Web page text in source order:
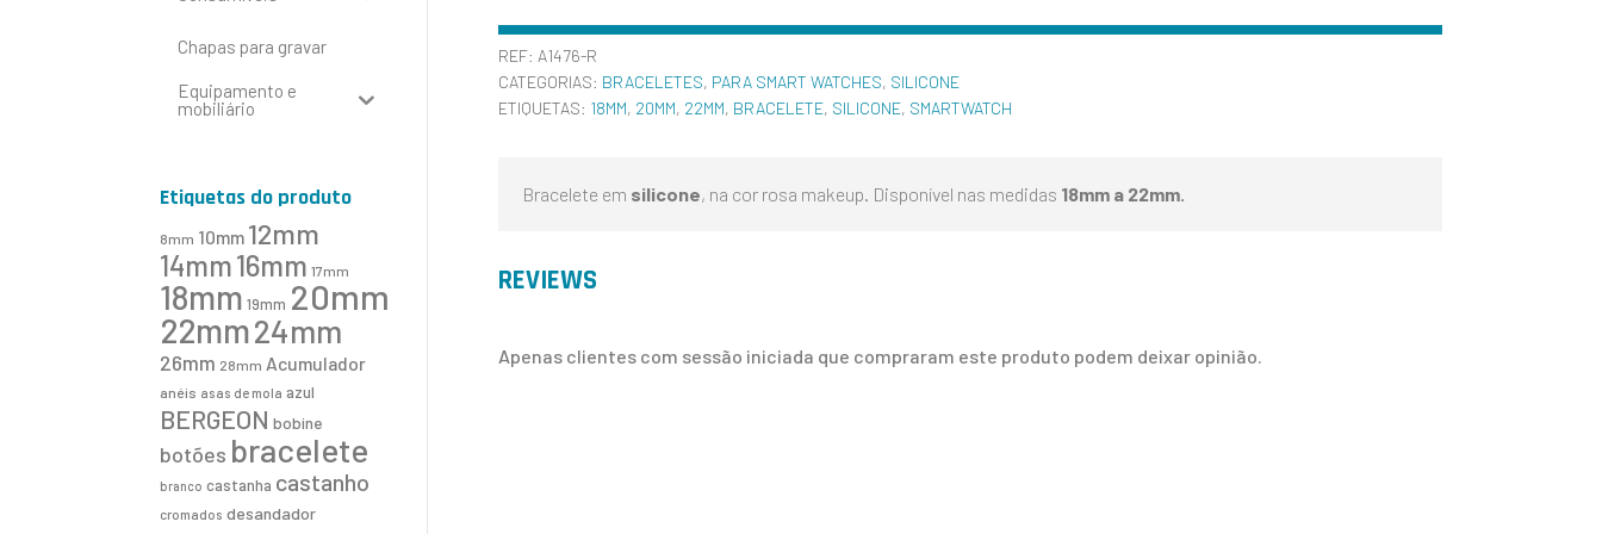
Chapas para gravar
Equipamento e
mobiliário
Etiquetas do produto
8mm 10mm 12mm
14mm16mm 17mm
18mm 19mm 20mm
22mm24mm
26mm 28mm Acumulador
anéis asas de mola azul
BERGEON bobine
botões bracelete
branco castanha castanho
cromados desandador
REF: A1476-R
CATEGORIAS: BRACELETES, PARA SMART WATCHES, SILICONE
ETIQUETAS: 18MM, 20MM, 22MM, BRACELETE, SILICONE, SMARTWATCH
Bracelete em silicone, na cor rosa makeup. Disponível nas medidas 18mm a 22mm.
REVIEWS
Apenas clientes com sessão iniciada que compraram este produto podem deixar opinião.